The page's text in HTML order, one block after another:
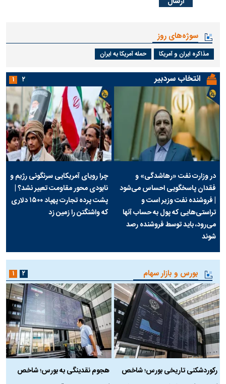
سوژه‌های روز
مذاکره ایران و آمریکا حمله آمریکا به ایران
انتخاب سردبیر
در وزارت نفت «رهاشدگی» و
فقدان پاسخگویی احساس می‌شود
| فروشنده نفت وزیر است و
تراستی‌هایی که پول به حساب آنها
می‌رود، باید توسط فروشنده رصد
شوند
چرا رویای آمریکایی سرنگونی رژیم و
نابودی محور مقاومت تعبیر نشد؟ |
پشت پرده تجارت پهپاد‌ ۱۵۰۰ دلاری
که واشنگتن را زمین زد
۱ ۲
بورس و بازار سهام
رکوردشکنی تاریخی بورس؛ شاخص
هجوم نقدینگی به بورس؛ شاخص
۱ ۲